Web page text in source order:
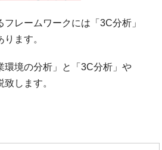
フレームワークには「3C分析」
ます。
環境の分析」と「3C分析」や
致します。